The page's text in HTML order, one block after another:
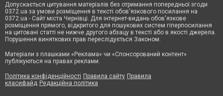
Допускається цитування матеріалів без отримання попередньої згоди
0372.ua за умови розміщення в тексті обов'язкового посилання на
0372.ua - Сайт міста Чернівці. Для інтернет-видань обов'язкове
розміщення прямого, відкритого для пошукових систем гіперпосилання
на цитовані статті не нижче другого абзацу в тексті або в якості джерела.
Порушення виняткових прав переслідується Законом.
Матеріали з плашками «Реклама» чи «Спонсорований контент»
публікуються на правах реклами.
Політика конфіденційності Правила сайту Правила
класифайд Редакційна політика